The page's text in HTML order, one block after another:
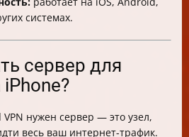
системах.
сервер для
нужен сервер — это узел,
весь ваш интернет-трафик.